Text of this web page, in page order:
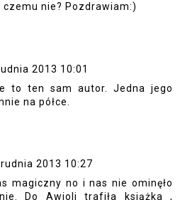
nie? Pozdrawiam:)
2013 10:01
to ten sam autor. Jedna jego
na półce.
2013 10:27
magiczny no i nas nie ominęło
Do Awioli trafiła książka ,